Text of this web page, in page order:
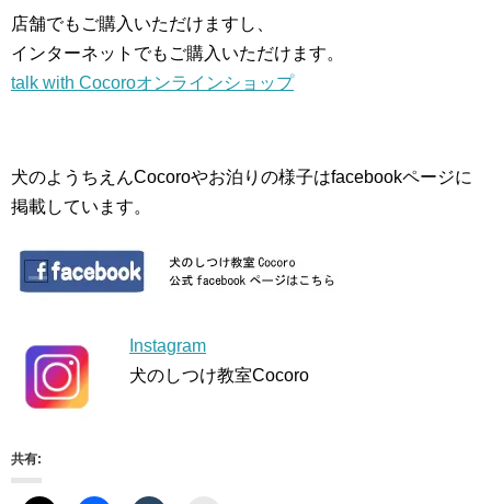
店舗でもご購入いただけますし、
インターネットでもご購入いただけます。
talk with Cocoroオンラインショップ
犬のようちえんCocoroやお泊りの様子はfacebookページに
掲載しています。
Instagram
犬のしつけ教室Cocoro
共有: